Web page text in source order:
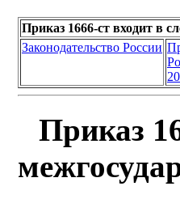
Приказ 1666-ст входит в
Законодательство России
Приказ